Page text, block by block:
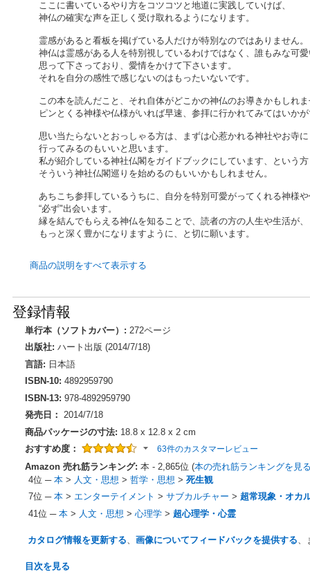
ここに書いているやり方をコツコツと地道に実践していけば、
神仏の確実な声を正しく受け取れるようになります。
霊感があると看板を掲げている人だけが特別なのではありません。
神仏は霊感がある人を特別視しているわけではなく、誰もみな可
思って下さっており、愛情をかけて下さいます。
それを自分の感性で感じないのはもったいないです。
この本を読んだこと、それ自体がどこかの神仏のお導きかもしれ
ピンとくる神様や仏様がいれば早速、参拝に行かれてみてはいか
思い当たらないとおっしゃる方は、まずは心惹かれる神社やお寺に
行ってみるのもいいと思います。
私が紹介している神社仏閣をガイドブックにしています、という
そういう神社仏閣巡りを始めるのもいいかもしれません。
あちこち参拝しているうちに、自分を特別可愛がってくれる神様
“必ず"出会います。
縁を結んでもらえる神仏を知ることで、読者の方の人生や生活が、
もっと深く豊かになりますように、と切に願います。
商品の説明をすべて表示する
登録情報
単行本（ソフトカバー）: 272ページ
出版社: ハート出版 (2014/7/18)
言語: 日本語
ISBN-10: 4892959790
ISBN-13: 978-4892959790
発売日： 2014/7/18
商品パッケージの寸法: 18.8 x 12.8 x 2 cm
おすすめ度：
63件のカスタマーレビュー
Amazon 売れ筋ランキング: 本 - 2,865位 (本の売れ筋ランキングを見
4位 ─ 本 > 人文・思想 > 哲学・思想 > 死生観
7位 ─ 本 > エンターテイメント > サブカルチャー > 超常現象・オカ
41位 ─ 本 > 人文・思想 > 心理学 > 超心理学・心霊
カタログ情報を更新する 画像についてフィードバックを提供する
目次を見る